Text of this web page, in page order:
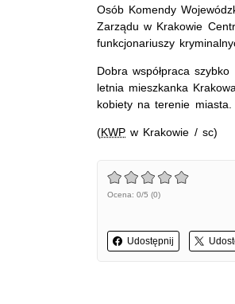
Osób Komendy
Zarządu w Krakowie
funkcjonariuszy
Dobra współpraca
letnia mieszkanka
kobiety na terenie
(KWP w Krakowie / sc)
Ocena: 0/5 (0)
Udostępnij